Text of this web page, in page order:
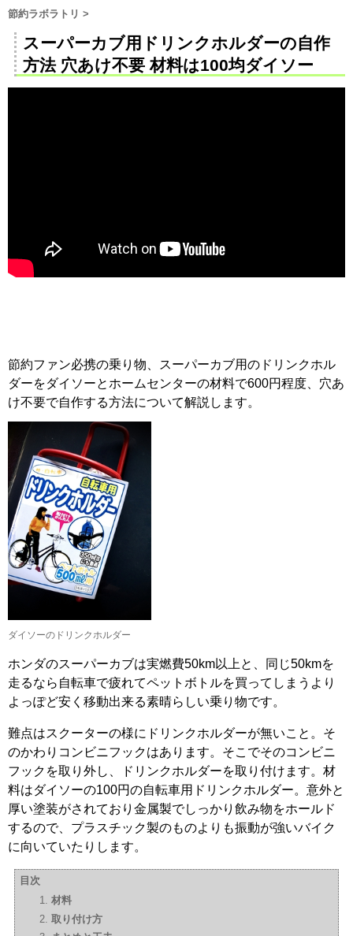
節約ラボラトリ >
スーパーカブ用ドリンクホルダーの自作
方法 穴あけ不要 材料は100均ダイソー
節約ファン必携の乗り物、スーパーカブ用のドリンクホル
ダーをダイソーとホームセンターの材料で600円程度、穴あ
け不要で自作する方法について解説します。
ダイソーのドリンクホルダー
ホンダのスーパーカブは実燃費50km以上と、同じ50kmを
走るなら自転車で疲れてペットボトルを買ってしまうより
よっぽど安く移動出来る素晴らしい乗り物です。
難点はスクーターの様にドリンクホルダーが無いこと。そ
のかわりコンビニフックはあります。そこでそのコンビニ
フックを取り外し、ドリンクホルダーを取り付けます。材
料はダイソーの100円の自転車用ドリンクホルダー。意外と
厚い塗装がされており金属製でしっかり飲み物をホールド
するので、プラスチック製のものよりも振動が強いバイク
に向いていたりします。
目次
材料
取り付け方